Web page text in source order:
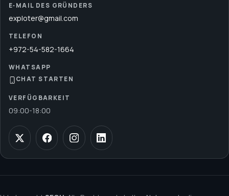
E‑MAIL DES GRÜNDERS
exploter@gmail.com
TELEFON
+972-54-582-1664
WHATSAPP
CHAT STARTEN
VERFÜGBARKEIT
09:00-18:00